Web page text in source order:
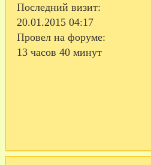
Последний визит:
20.01.2015 04:17
Провел на форуме:
13 часов 40 минут